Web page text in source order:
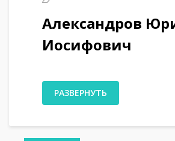
Александров
Иосифович
РАЗВЕРНУТЬ